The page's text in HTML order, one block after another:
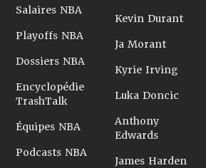
Salaires NBA
Playoffs NBA
Dossiers NBA
Encyclopédie
TrashTalk
Équipes NBA
Podcasts NBA
Kevin Durant
Ja Morant
Kyrie Irving
Luka Doncic
Anthony
Edwards
James Harden